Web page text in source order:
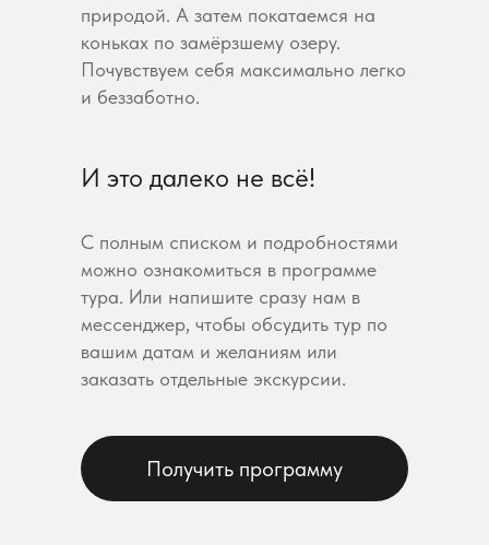
Получить программу
природой. А затем покатаемся на
коньках по замёрзшему озеру.
Почувствуем себя максимально легко
и беззаботно.
С полным списком и подробностями
можно ознакомиться в программе
тура. Или напишите сразу нам в
мессенджер, чтобы обсудить тур по
вашим датам и желаниям или
заказать отдельные экскурсии.
И это далеко не всё!